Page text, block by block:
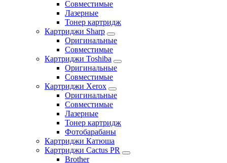
Совместимые
Лазерные
Тонер картридж
Картриджи Sharp
Оригинальные
Совместимые
Картриджи Toshiba
Оригинальные
Совместимые
Картриджи Xerox
Оригинальные
Совместимые
Лазерные
Тонер картридж
Фотобарабаны
Картриджи Катюша
Картриджи Cactus PR
Brother